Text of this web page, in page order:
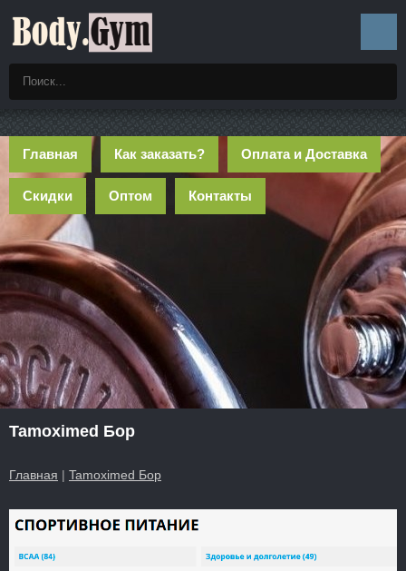
Главная Как заказать? Оплата и Доставка
Скидки Оптом Контакты
Tamoximed Бор
Главная | Tamoximed Бор